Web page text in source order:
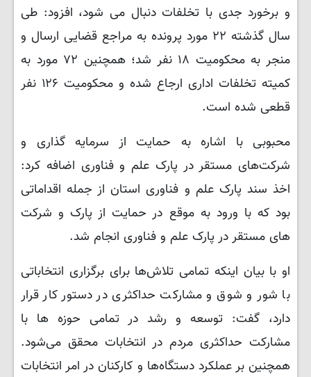
و برخورد جدی با تخلفات دنبال می شود، افزود: طی
سال گذشته ۲۲ مورد پرونده به مراجع قضایی ارسال و
منجر به محکومیت ۱۸ نفر شد؛ همچنین ۷۲ مورد به
کمیته تخلفات اداری ارجاع شده و محکومیت ۱۲۶ نفر
قطعی شده است.
محبوبی با اشاره به حمایت از سرمایه گذاری و
شرکت‌های مستقر در پارک علم و فناوری اضافه کرد:
اخذ سند پارک علم و فناوری استان از جمله اقداماتی
بود که با ورود به موقع در حمایت از پارک و شرکت
های مستقر در پارک علم و فناوری انجام شد.
او با بیان اینکه تمامی تلاش‌ها برای برگزاری انتخاباتی
با شور و شوق و مشارکت حداکثری در دستور کار قرار
دارد، گفت: توسعه و رشد در تمامی حوزه ها با
مشارکت حداکثری مردم در انتخابات محقق می‌شود.
همچنین بر عملکرد دستگاه‌ها و کارکنان در امر انتخابات